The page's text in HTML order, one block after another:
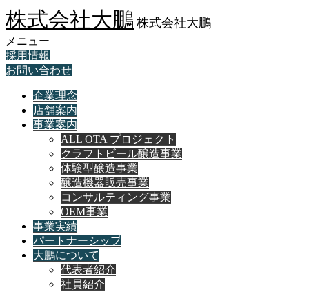
株式会社大鵬 株式会社大鵬
メニュー
採用情報
お問い合わせ
企業理念
店舗案内
事業案内
ALL OTA プロジェクト
クラフトビール醸造事業
体験型醸造事業
醸造機器販売事業
コンサルティング事業
OEM事業
事業実績
パートナーシップ
大鵬について
代表者紹介
社員紹介